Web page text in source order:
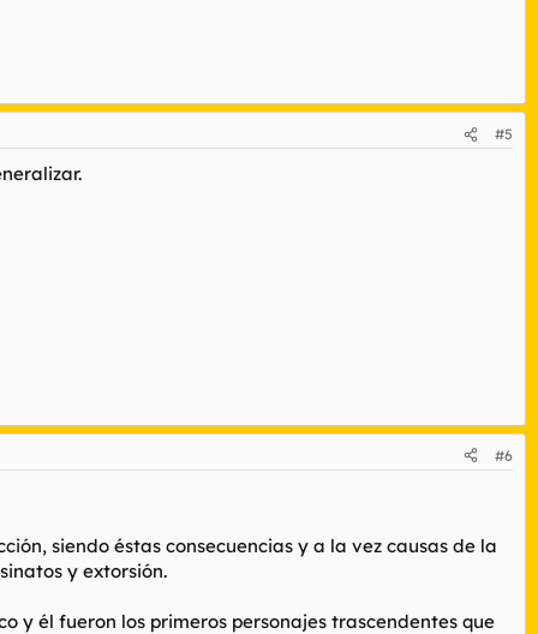
#5
#6
siendo éstas consecuencias y a la vez causas de la
y extorsión.
y él fueron los primeros personajes trascendentes que